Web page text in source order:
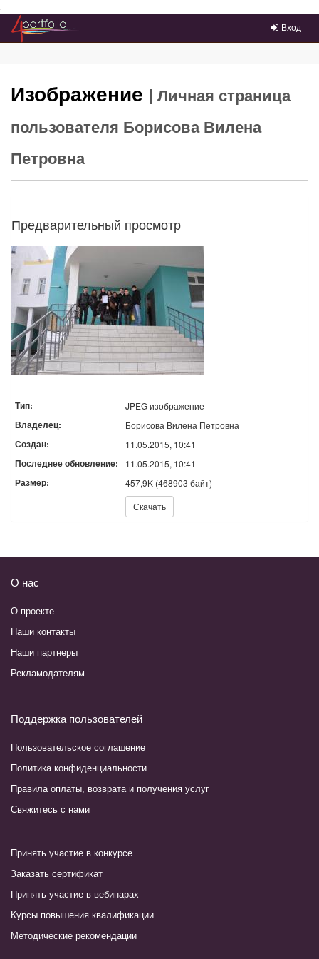
Преейти на главное меню
Вход
Изображение | Личная страница
пользователя Борисова Вилена
Петровна
Предварительный просмотр
Тип: JPEG изображение
Владелец: Борисова Вилена Петровна
Создан: 11.05.2015, 10:41
Последнее обновление: 11.05.2015, 10:41
Размер: 457,9K (468903 байт)
Скачать
О нас
О проекте
Наши контакты
Наши партнеры
Рекламодателям
Поддержка пользователей
Пользовательское соглашение
Политика конфиденциальности
Правила оплаты, возврата и получения услуг
Свяжитесь с нами
Принять участие в конкурсе
Заказать сертификат
Принять участие в вебинарах
Курсы повышения квалификации
Методические рекомендации